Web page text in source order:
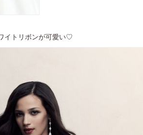
イトリボンが可愛い♡